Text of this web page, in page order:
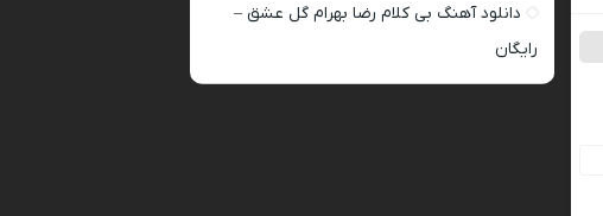
دانلود آهنگ بی کلام رضا بهرام گل عشق –
رایگان